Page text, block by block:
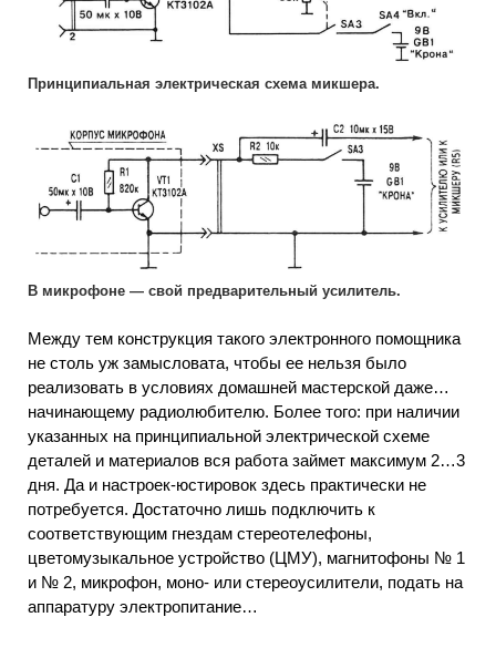
Принципиальная электрическая схема микшера.
В микрофоне — свой предварительный усилитель.
Между тем конструкция такого электронного помощника
не столь уж замысловата, чтобы ее нельзя было
реализовать в условиях домашней мастерской даже…
начинающему радиолюбителю. Более того: при наличии
указанных на принципиальной электрической схеме
деталей и материалов вся работа займет максимум 2…3
дня. Да и настроек-юстировок здесь практически не
потребуется. Достаточно лишь подключить к
соответствующим гнездам стереотелефоны,
цветомузыкальное устройство (ЦМУ), магнитофоны № 1
и № 2, микрофон, моно- или стереоусилители, подать на
аппаратуру электропитание…